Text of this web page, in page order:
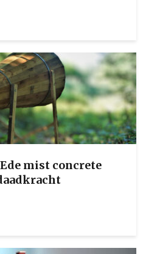
mist concrete